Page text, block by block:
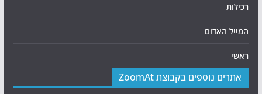
רכילות
המייל האדום
ראשי
אתרים נוספים בקבוצת ZoomAt